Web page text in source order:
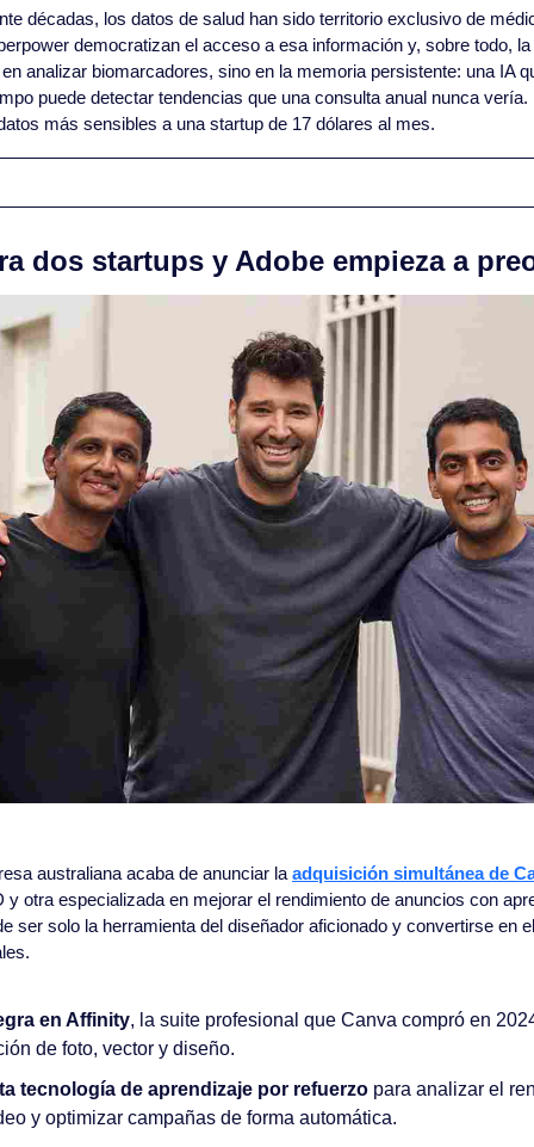
décadas, los datos de salud han sido territorio exclusivo de
democratizan el acceso a esa información y, sobre todo,
analizar biomarcadores, sino en la memoria persistente: una IA
puede detectar tendencias que una consulta anual nunca
más sensibles a una startup de 17 dólares al mes.
dos startups y Adobe empieza a
australiana acaba de anunciar la adquisición simultánea de
y otra especializada en mejorar el rendimiento de anuncios con
ser solo la herramienta del diseñador aficionado y convertirse en
en Affinity, la suite profesional que Canva compró en
de foto, vector y diseño.
tecnología de aprendizaje por refuerzo para analizar el
y optimizar campañas de forma automática.